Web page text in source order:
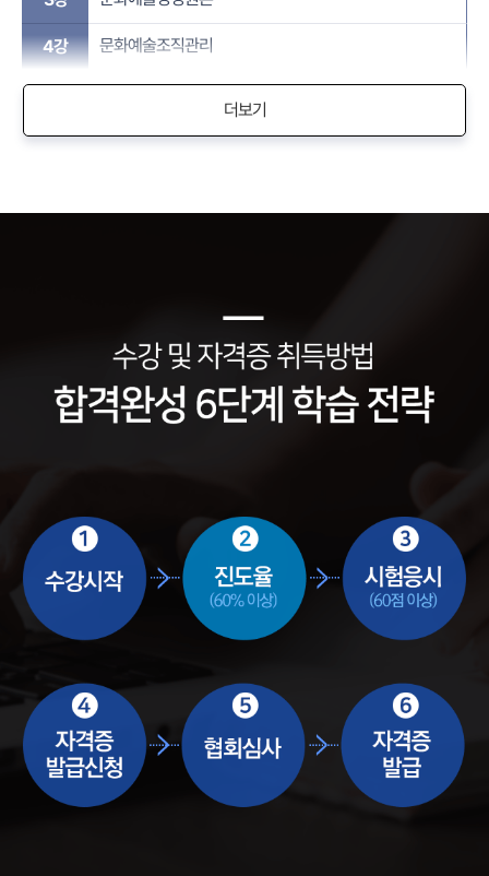
4강 문화예술조직관리
더보기